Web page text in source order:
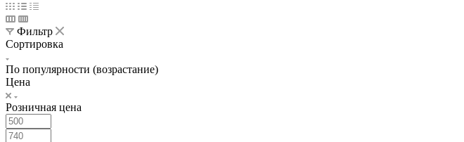
Фильтр
Сортировка
По популярности (возрастание)
Цена
Розничная цена